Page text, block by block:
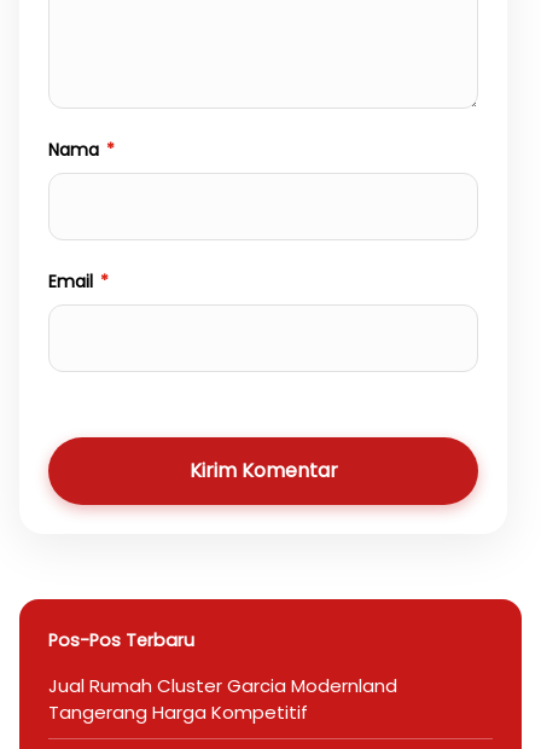
Nama *
Email *
Kirim Komentar
Pos-Pos Terbaru
Jual Rumah Cluster Garcia Modernland
Tangerang Harga Kompetitif